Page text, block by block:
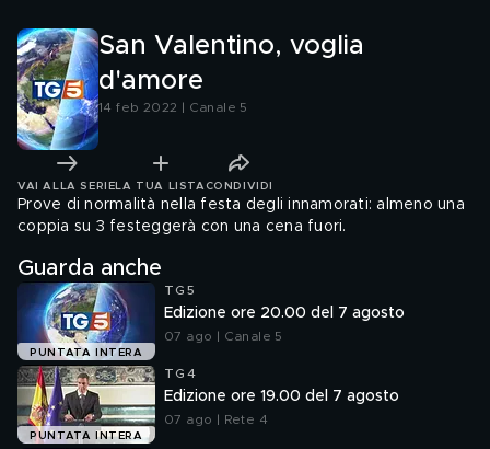
San Valentino, voglia
d'amore
14 feb 2022 | Canale 5
VAI ALLA SERIE LA TUA LISTA CONDIVIDI
Prove di normalità nella festa degli innamorati: almeno una
coppia su 3 festeggerà con una cena fuori.
Guarda anche
PUNTATA INTERA
TG5
Edizione ore 20.00 del 7 agosto
07 ago | Canale 5
PUNTATA INTERA
TG4
Edizione ore 19.00 del 7 agosto
07 ago | Rete 4